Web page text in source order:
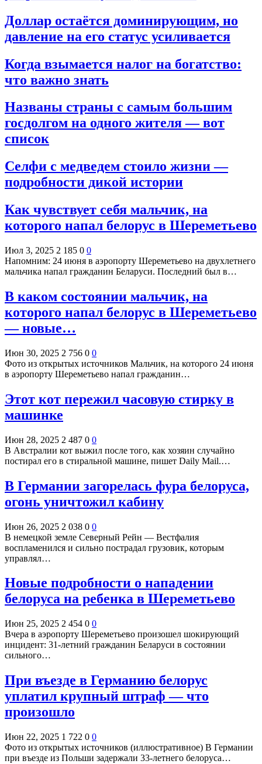
Доллар остаётся доминирующим, но
давление на его статус усиливается
Когда взымается налог на богатство:
что важно знать
Названы страны с самым большим
госдолгом на одного жителя — вот
список
Селфи с медведем стоило жизни —
подробности дикой истории
Как чувствует себя мальчик, на
которого напал белорус в Шереметьево
Июл 3, 2025 2 185 0 0
Напомним: 24 июня в аэропорту Шереметьево на двухлетнего
мальчика напал гражданин Беларуси. Последний был в…
В каком состоянии мальчик, на
которого напал белорус в Шереметьево
— новые…
Июн 30, 2025 2 756 0 0
Фото из открытых источников Мальчик, на которого 24 июня
в аэропорту Шереметьево напал гражданин…
Этот кот пережил часовую стирку в
машинке
Июн 28, 2025 2 487 0 0
В Австралии кот выжил после того, как хозяин случайно
постирал его в стиральной машине, пишет Daily Mail.…
В Германии загорелась фура белоруса,
огонь уничтожил кабину
Июн 26, 2025 2 038 0 0
В немецкой земле Северный Рейн — Вестфалия
воспламенился и сильно пострадал грузовик, которым
управлял…
Новые подробности о нападении
белоруса на ребенка в Шереметьево
Июн 25, 2025 2 454 0 0
Вчера в аэропорту Шереметьево произошел шокирующий
инцидент: 31-летний гражданин Беларуси в состоянии
сильного…
При въезде в Германию белорус
уплатил крупный штраф — что
произошло
Июн 22, 2025 1 722 0 0
Фото из открытых источников (иллюстративное) В Германии
при въезде из Польши задержали 33-летнего белоруса…